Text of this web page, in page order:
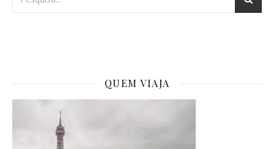
QUEM VIAJA